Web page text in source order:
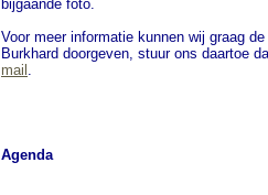
bijgaande foto.
Voor meer informatie kunnen wij graag
Burkhard doorgeven, stuur ons daartoe
mail .
Agenda